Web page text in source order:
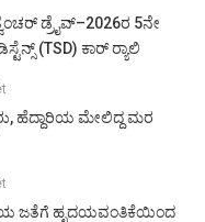
ಡ್ರೈವ್–2026ರ 5ನೇ
(TSD) ಕಾರ್ ರ‍್ಯಾಲಿ
ಹೆದ್ದಾರಿಯ ಮೇಲಿದ್ದ ಮರ
ಜತೆಗೆ ಹೃದಯವಂತಿಕೆಯಿಂದ